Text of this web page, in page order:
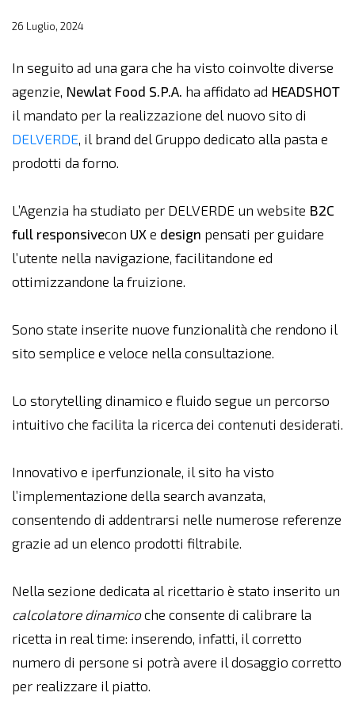
26 Luglio, 2024
In seguito ad una gara che ha visto coinvolte diverse
agenzie, Newlat Food S.P.A. ha affidato ad HEADSHOT
il mandato per la realizzazione del nuovo sito di
DELVERDE, il brand del Gruppo dedicato alla pasta e
prodotti da forno.
L’Agenzia ha studiato per DELVERDE un website B2C
full responsivecon UX e design pensati per guidare
l’utente nella navigazione, facilitandone ed
ottimizzandone la fruizione.
Sono state inserite nuove funzionalità che rendono il
sito semplice e veloce nella consultazione.
Lo storytelling dinamico e fluido segue un percorso
intuitivo che facilita la ricerca dei contenuti desiderati.
Innovativo e iperfunzionale, il sito ha visto
l’implementazione della search avanzata,
consentendo di addentrarsi nelle numerose referenze
grazie ad un elenco prodotti filtrabile.
Nella sezione dedicata al ricettario è stato inserito un
calcolatore dinamicoche consente di calibrare la
ricetta in real time: inserendo, infatti, il corretto
numero di persone si potrà avere il dosaggio corretto
per realizzare il piatto.